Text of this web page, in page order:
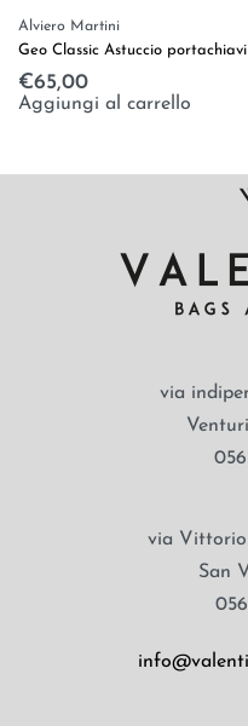
Alviero Martini
Geo Classic Astuccio portachiavi
€65,00
Aggiungi al carrello
via
via Vittorio
San